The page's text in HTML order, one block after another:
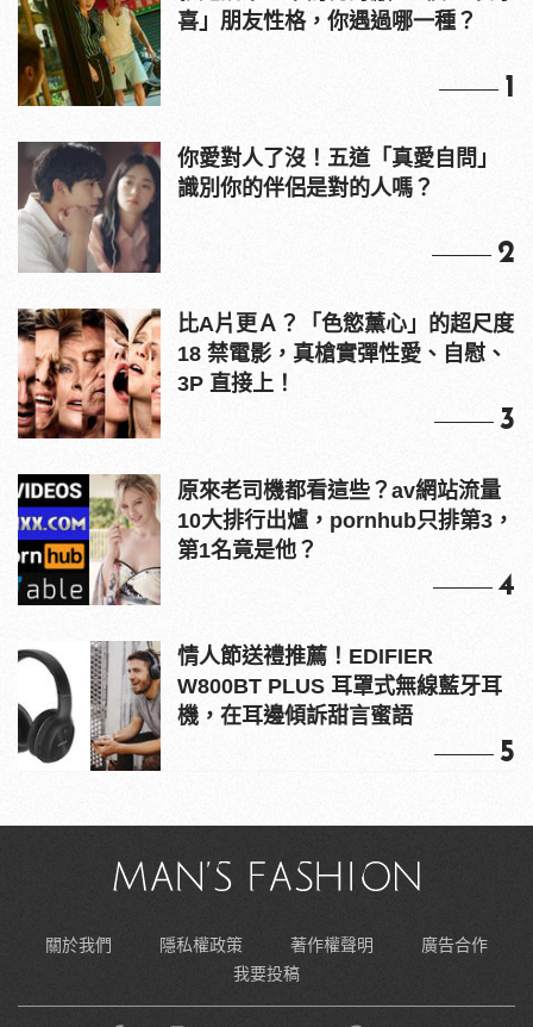
喜」朋友性格，你遇過哪一種？
1
你愛對人了沒！五道「真愛自問」
識別你的伴侶是對的人嗎？
2
比A片更Ａ？「色慾薰心」的超尺度
18 禁電影，真槍實彈性愛、自慰、
3P 直接上！
3
原來老司機都看這些？av網站流量
10大排行出爐，pornhub只排第3，
第1名竟是他？
4
情人節送禮推薦！EDIFIER
W800BT PLUS 耳罩式無線藍牙耳
機，在耳邊傾訴甜言蜜語
5
關於我們 隱私權政策 著作權聲明
廣告合作
我要投稿